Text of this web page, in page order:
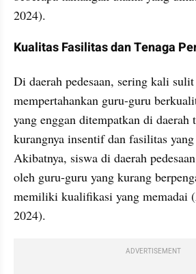
2024).
Kualitas Fasilitas dan Tenaga
Di daerah pedesaan, sering kali
mempertahankan guru-guru
yang enggan ditempatkan di daerah
kurangnya insentif dan fasilitas
Akibatnya, siswa di daerah
oleh guru-guru yang kurang
memiliki kualifikasi yang memadai
2024).
ADVERTISEMENT